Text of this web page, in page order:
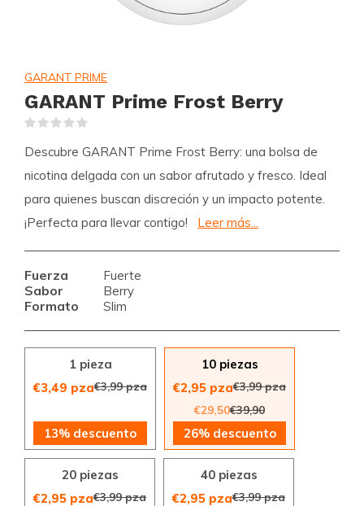
GARANT PRIME
GARANT Prime Frost Berry
Descubre GARANT Prime Frost Berry: una bolsa de
nicotina delgada con un sabor afrutado y fresco. Ideal
para quienes buscan discreción y un impacto potente.
¡Perfecta para llevar contigo!
Leer más...
Fuerza Fuerte
Sabor Berry
Formato Slim
1 pieza
€3,49 pza€3,99 pza
13% descuento
10 piezas
€2,95 pza€3,99 pza
€29,50€39,90
26% descuento
20 piezas
€2,95 pza€3,99 pza
40 piezas
€2,95 pza€3,99 pza